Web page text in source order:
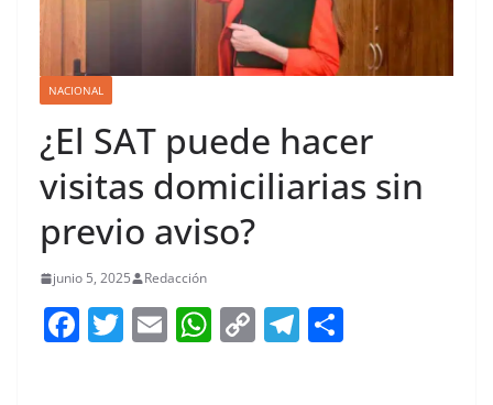
NACIONAL
¿El SAT puede hacer
visitas domiciliarias sin
previo aviso?
junio 5, 2025 Redacción
F T E W C T